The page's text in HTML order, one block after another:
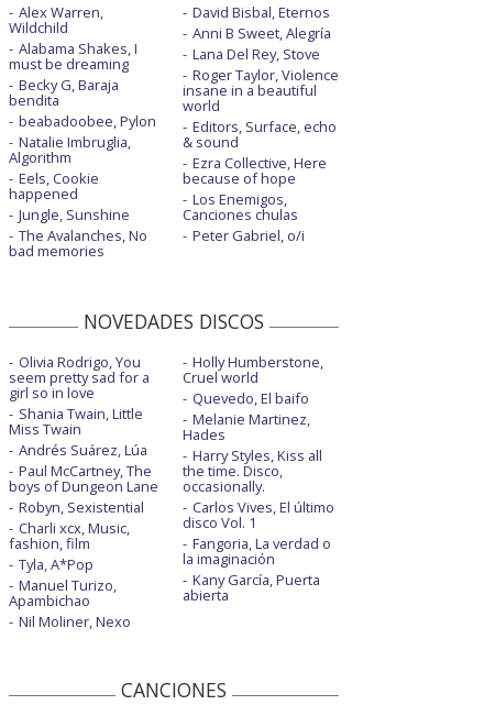
Alex Warren,
Wildchild
Alabama Shakes, I
must be dreaming
Becky G, Baraja
bendita
beabadoobee, Pylon
Natalie Imbruglia,
Algorithm
Eels, Cookie
happened
Jungle, Sunshine
The Avalanches, No
bad memories
David Bisbal, Eternos
Anni B Sweet, Alegría
Lana Del Rey, Stove
Roger Taylor, Violence
insane in a beautiful
world
Editors, Surface, echo
& sound
Ezra Collective, Here
because of hope
Los Enemigos,
Canciones chulas
Peter Gabriel, o/i
NOVEDADES DISCOS
Olivia Rodrigo, You
seem pretty sad for a
girl so in love
Shania Twain, Little
Miss Twain
Andrés Suárez, Lúa
Paul McCartney, The
boys of Dungeon Lane
Robyn, Sexistential
Charli xcx, Music,
fashion, film
Tyla, A*Pop
Manuel Turizo,
Apambichao
Nil Moliner, Nexo
Holly Humberstone,
Cruel world
Quevedo, El baifo
Melanie Martinez,
Hades
Harry Styles, Kiss all
the time. Disco,
occasionally.
Carlos Vives, El último
disco Vol. 1
Fangoria, La verdad o
la imaginación
Kany García, Puerta
abierta
CANCIONES